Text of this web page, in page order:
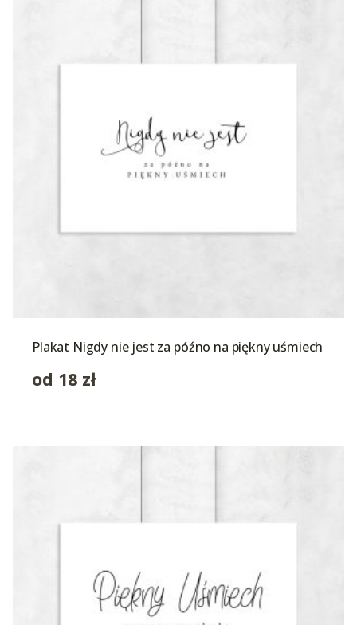
Plakat Nigdy nie jest za późno na piękny uśmiech
od 18 zł